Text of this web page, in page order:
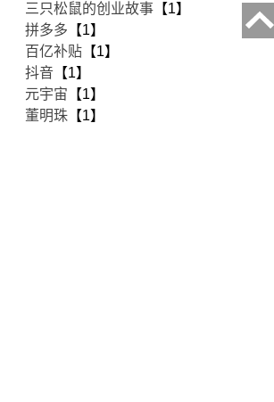
三只松鼠的创业故事 【1】
拼多多 【1】
百亿补贴 【1】
抖音 【1】
元宇宙 【1】
董明珠 【1】